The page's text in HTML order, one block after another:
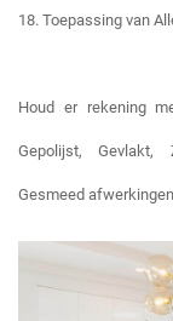
18. Toepassing van
Houd er rekening
Gepolijst, Gevlakt,
Gesmeed